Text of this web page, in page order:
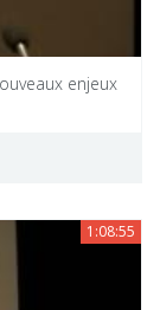
enjeux
1:08:55